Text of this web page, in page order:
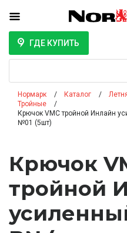
ГДЕ КУПИТЬ
Нормарк Каталог
Тройные
Крючок VMC тройной Инлайн
№01 (5шт)
Крючок
тройной